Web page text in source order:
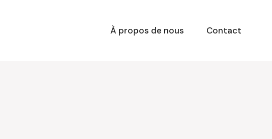
À propos de nous
Contact